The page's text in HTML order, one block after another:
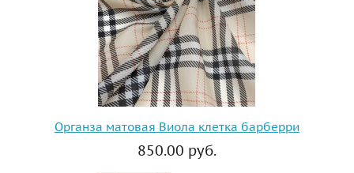
Органза матовая Виола клетка барберри
850.00 руб.